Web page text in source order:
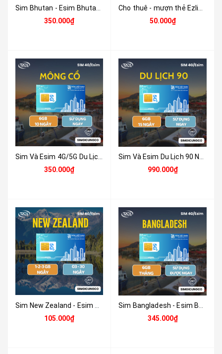
350.000₫
50.000₫
350.000₫
990.000₫
105.000₫
345.000₫